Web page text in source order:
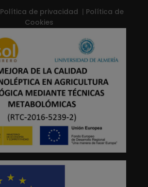
Política de privacidad | Política de
Cookies